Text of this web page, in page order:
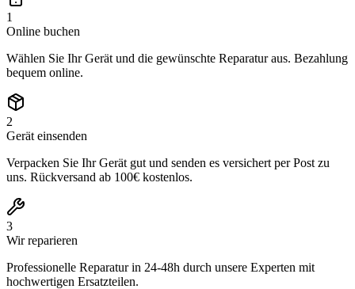
1
Online buchen
Wählen Sie Ihr Gerät und die gewünschte Reparatur aus. Bezahlung
bequem online.
2
Gerät einsenden
Verpacken Sie Ihr Gerät gut und senden es versichert per Post zu
uns. Rückversand ab 100€ kostenlos.
3
Wir reparieren
Professionelle Reparatur in 24-48h durch unsere Experten mit
hochwertigen Ersatzteilen.